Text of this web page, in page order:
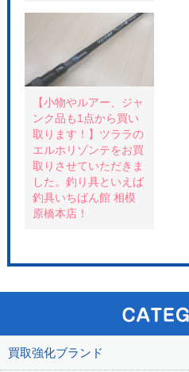
) ィ
ウ
で
開
す
)
ま
す
)
【小物やルアー、ジャ
ンク品も1点から買い
取ります！】ツララの
エルホリゾンテをお買
取りさせていただきま
した。釣り具といえば
釣具いちばん館 相模
原橋本店！
買取強化ブランド